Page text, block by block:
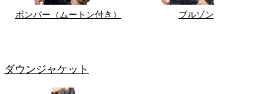
ボンバー（ムートン付き） ブルゾン
ダウンジャケット